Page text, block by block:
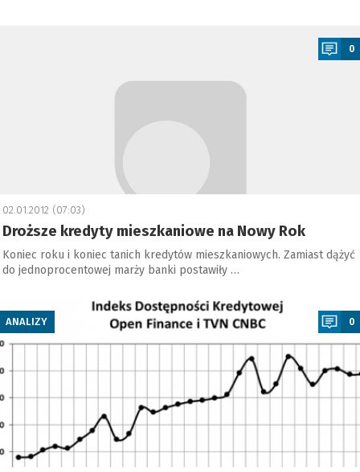
0
02.01.2012 (07:03)
Droższe kredyty mieszkaniowe na Nowy Rok
Koniec roku i koniec tanich kredytów mieszkaniowych. Zamiast dążyć
do jednoprocentowej marży banki postawiły …
ANALIZY 0